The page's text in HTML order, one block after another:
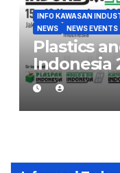
INFO KAWASAN
NEWS
NEWS EVENTS
Plastics
Indonesia
Inovasi,
Plastik &